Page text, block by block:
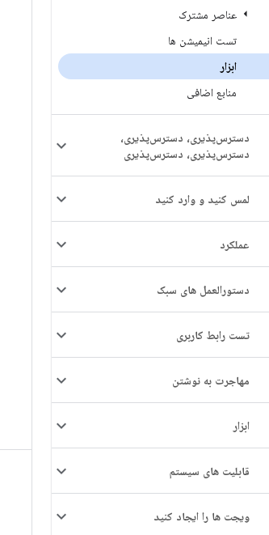
عناصر مشترک
تست انیمیشن ها
ابزار
منابع اضافی
دسترس‌پذیری، دسترس‌پذیری،
دسترس‌پذیری، دسترس‌پذیری
لمس کنید و وارد کنید
عملکرد
دستورالعمل های سبک
تست رابط کاربری
مهاجرت به نوشتن
ابزار
قابلیت های سیستم
ویجت ها را ایجاد کنید